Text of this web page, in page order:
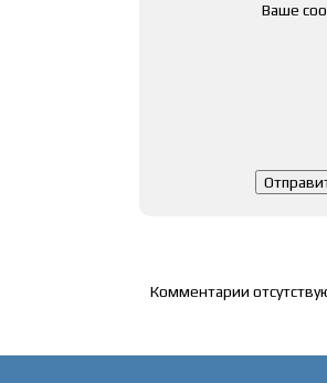
Ваше
Комментарии